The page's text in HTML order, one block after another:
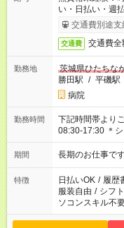
い・日払い・週
交通費別途支
交通費 交通費全
勤務地
茨城県ひたちな
勝田駅 / 平磯駅
病院
勤務時間
下記時間帯よ
08:30-17:30 ＊シ
期間 長期のお仕事で
特徴 日払いOK / 履歴
服装自由 / シフ
ソコンスキル不